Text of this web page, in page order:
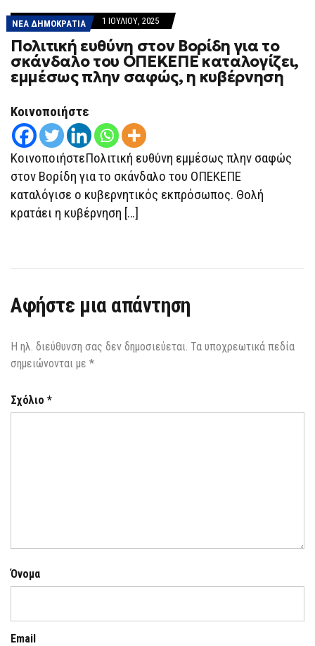
ΝΕΑ ΔΗΜΟΚΡΑΤΙΑ 1 ΙΟΥΛΊΟΥ, 2025
Πολιτική ευθύνη στον Βορίδη για το
σκάνδαλο του ΟΠΕΚΕΠΕ καταλογίζει,
εμμέσως πλην σαφώς, η κυβέρνηση
Κοινοποιήστε
ΚοινοποιήστεΠολιτική ευθύνη εμμέσως πλην σαφώς
στον Βορίδη για το σκάνδαλο του ΟΠΕΚΕΠΕ
καταλόγισε ο κυβερνητικός εκπρόσωπος. Θολή
κρατάει η κυβέρνηση […]
Αφήστε μια απάντηση
Η ηλ. διεύθυνση σας δεν δημοσιεύεται. Τα υποχρεωτικά πεδία
σημειώνονται με *
Σχόλιο *
Όνομα
Email